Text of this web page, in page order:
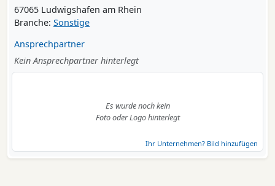
67065 Ludwigshafen am Rhein
Branche: Sonstige
Ansprechpartner
Kein Ansprechpartner hinterlegt
Es wurde noch kein
Foto oder Logo hinterlegt
Ihr Unternehmen? Bild hinzufügen